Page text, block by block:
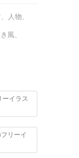
、 人物、
風、
イラス
リーイ